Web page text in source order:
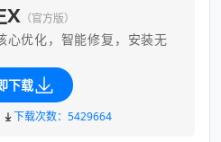
X （官方版）
心优化，智能修复，安装无
下载
下载次数：5429664